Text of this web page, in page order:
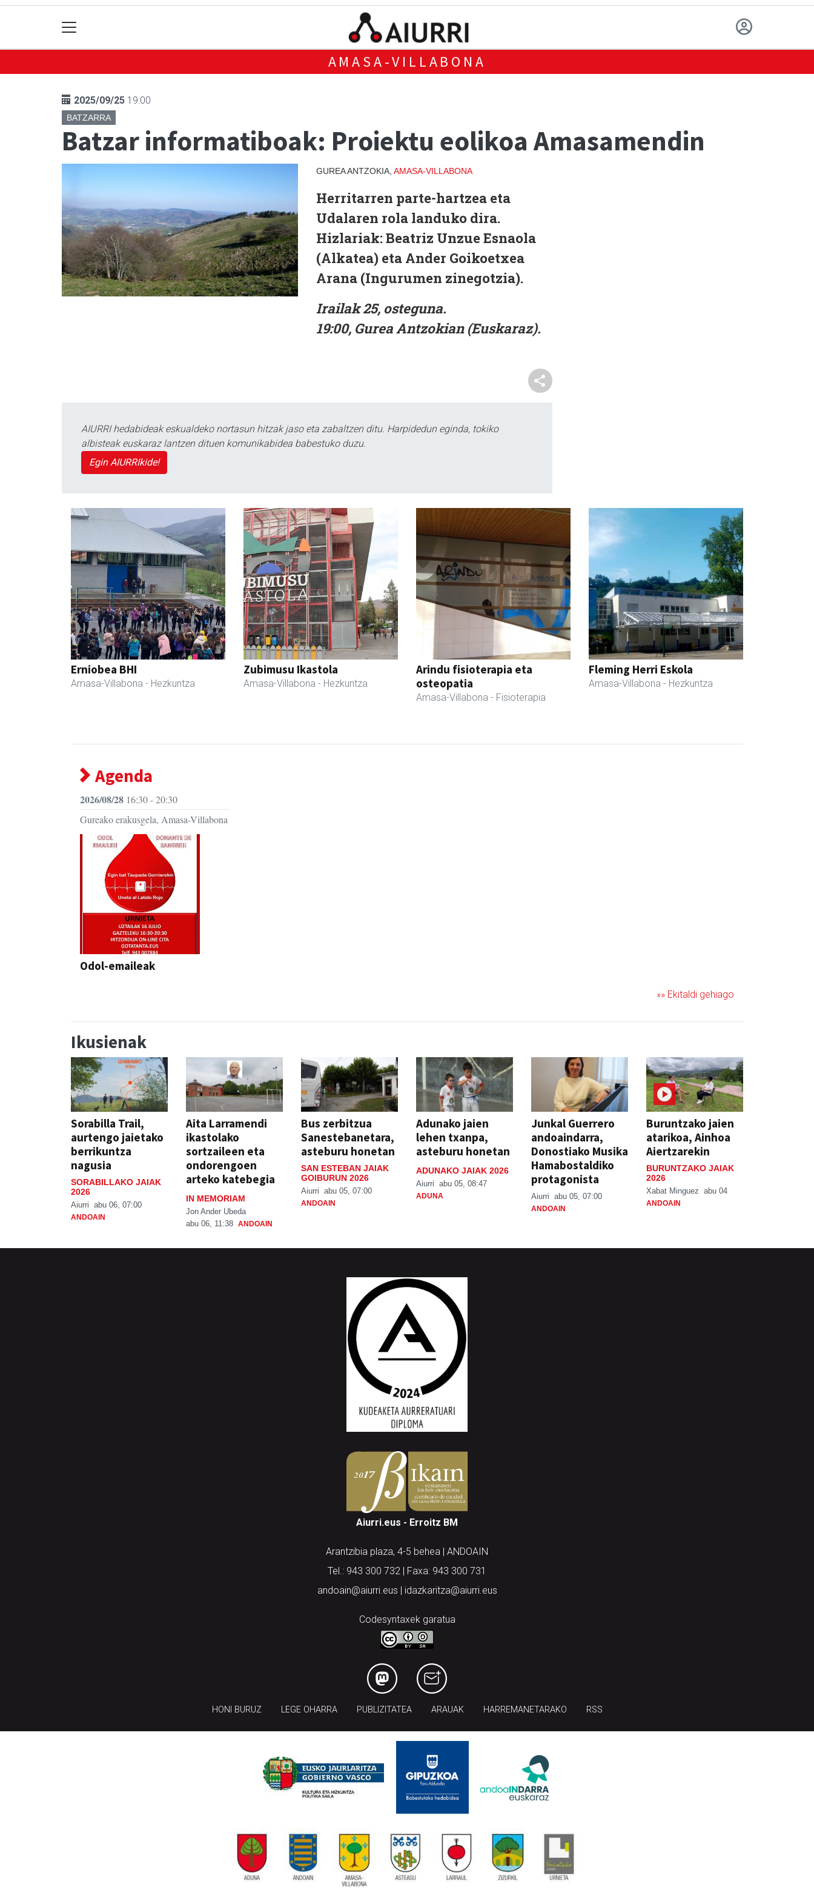
AMASA-VILLABONA
2025/09/25 19:00
BATZARRA
Batzar informatiboak: Proiektu eolikoa Amasamendin
GUREA ANTZOKIA, AMASA-VILLABONA
Herritarren parte-hartzea eta
Udalaren rola landuko dira.
Hizlariak: Beatriz Unzue Esnaola
(Alkatea) eta Ander Goikoetxea
Arana (Ingurumen zinegotzia).
Irailak 25, osteguna.
19:00, Gurea Antzokian (Euskaraz).
AIURRI hedabideak eskualdeko nortasun hitzak jaso eta zabaltzen ditu. Harpidedun eginda, tokiko
albisteak euskaraz lantzen dituen komunikabidea babestuko duzu.
Egin AIURRIkide!
Erniobea BHI
Amasa-Villabona - Hezkuntza
Zubimusu Ikastola
Amasa-Villabona - Hezkuntza
Arindu fisioterapia eta
osteopatia
Amasa-Villabona - Fisioterapia
Fleming Herri Eskola
Amasa-Villabona - Hezkuntza
Agenda
2026/08/28 16:30 - 20:30
Gureako erakusgela, Amasa-Villabona
Odol-emaileak
»» Ekitaldi gehiago
Ikusienak
Sorabilla Trail,
aurtengo jaietako
berrikuntza
nagusia
SORABILLAKO JAIAK
2026
Aiurri abu 06, 07:00
ANDOAIN
Aita Larramendi
ikastolako
sortzaileen eta
ondorengoen
arteko katebegia
IN MEMORIAM
Jon Ander Ubeda
abu 06, 11:38 ANDOAIN
Bus zerbitzua
Sanestebanetara,
asteburu honetan
SAN ESTEBAN JAIAK
GOIBURUN 2026
Aiurri abu 05, 07:00
ANDOAIN
Adunako jaien
lehen txanpa,
asteburu honetan
ADUNAKO JAIAK 2026
Aiurri abu 05, 08:47
ADUNA
Junkal Guerrero
andoaindarra,
Donostiako Musika
Hamabostaldiko
protagonista
Aiurri abu 05, 07:00
ANDOAIN
Buruntzako jaien
atarikoa, Ainhoa
Aiertzarekin
BURUNTZAKO JAIAK
2026
Xabat Minguez abu 04
ANDOAIN
Aiurri.eus - Erroitz BM
Arantzibia plaza, 4-5 behea | ANDOAIN
Tel.: 943 300 732 | Faxa: 943 300 731
andoain@aiurri.eus | idazkaritza@aiurri.eus
Codesyntaxek garatua
HONI BURUZ LEGE OHARRA PUBLIZITATEA ARAUAK HARREMANETARAKO RSS